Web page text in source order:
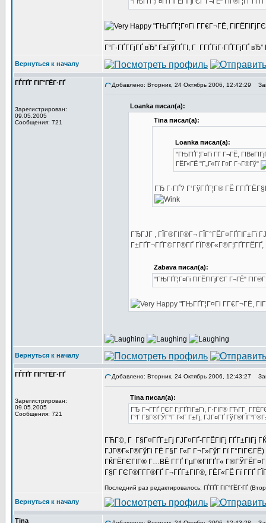
"ГЊГҐГ¦Г¤Гі Г­Г€Г¬ГЁ,
Г“Г·ГҐГ­ГјГҐ вЂ” Г±ГўГҐГІ, Г Г­ГҐГіГ·ГҐГ­ГјГҐ
Вернуться к началу
ГЃГҐГ ГІГ°ГЁГ·ГҐ
Зарегистрирован:
09.05.2005
Сообщения: 721
Добавлено: Вторник, 24 Октябрь 2006, 12:42:29
Loanka писал(а):
Tina писал(а):
Loanka писал(а):
"ГЊГҐГ¦Г¤Гі Г­Г Г¬ГЁ,
ГЁГ«ГЁ "Г„Г«Гї Г¤Г Г¬Г®Гў"
ГЂ Г·ГҐ? Г‘ГўГҐГ¦Г® ГЁ
ГЂГЈГ , ГЇГ®ГІГ®Г¬ ГЇГ°ГЁГ¤ГҐГІГ±Гї
Г±ГҐГ¬ГҐГ©Г­Г®ГҐ ГЇГ®Г«Г®Г¦ГҐГ­ГЁГҐ,
Zabava писал(а):
"ГЊГҐГ¦Г¤Гі ГІГЁГІГјГЄГ Г¬ГЁ"
"ГЊГҐГ¦Г¤Гі Г­Г€Г¬ГЁ,
Вернуться к началу
ГЃГҐГ ГІГ°ГЁГ·ГҐ
Зарегистрирован:
09.05.2005
Сообщения: 721
Добавлено: Вторник, 24 Октябрь 2006, 12:43:27
Tina писал(а):
ГЂ Г¬Г­ГҐ ГЄГ Г¦ГҐГІГ±Гї, Г·ГІГ® ГЋГ­Г
Г°Г Г§Г®ГЎГ°Г Г«Г Г±Гј, ГЈГ¤ГҐ
ГЋГ©, Г Г§Г¤ГҐГ±Гј ГЈГ¤ГҐ-Г­ГЁГІГј ГҐГ±ГІГј
ГЈГ®Г«Г®ГўГі ГЁ Г§Г Г«Г Г¬Г»ГўГ Гї Г°ГіГЄГЁ)
ГЌГЁГЄГІГ® Г…ВЁ Г­ГҐ ГµГ®ГІГҐГ«
Г§Г ГЄГ®Г­Г­Г®ГҐ Г¬ГҐГ±ГІГ®, ГЁГ«ГЁ Гї Г­ГҐ
Последний раз редактировалось: ГЃГҐГ ГІГ°ГЁГ·ГҐ
Вернуться к началу
Tina